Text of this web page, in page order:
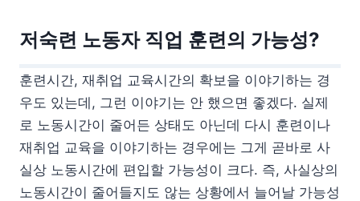
저숙련 노동자 직업 훈련의 가능성?
훈련시간, 재취업 교육시간의 확보을 이야기하는 경
우도 있는데, 그런 이야기는 안 했으면 좋겠다. 실제
로 노동시간이 줄어든 상태도 아닌데 다시 훈련이나
재취업 교육을 이야기하는 경우에는 그게 곧바로 사
실상 노동시간에 편입할 가능성이 크다. 즉, 사실상의
노동시간이 줄어들지도 않는 상황에서 늘어날 가능성